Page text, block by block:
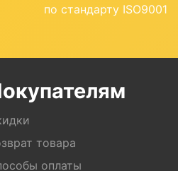
по стандарту ISO9001
товара
оплаты